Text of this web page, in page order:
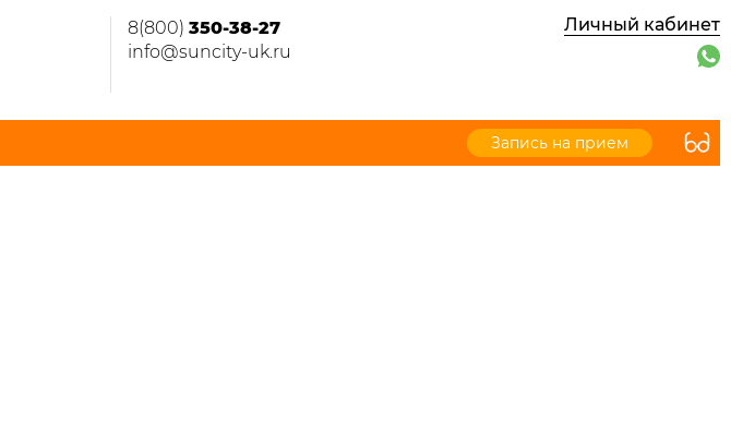
8(800) 350-38-27
info@suncity-uk.ru
Личный кабинет
Запись на прием